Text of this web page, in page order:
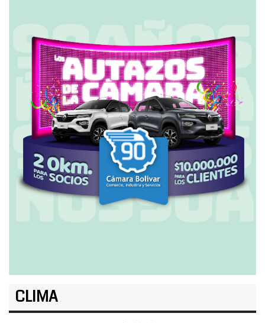
CLIMA